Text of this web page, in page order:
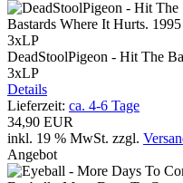
DeadStoolPigeon - Hit The
3xLP
Details
Lieferzeit: ca. 4-6 Tage
34,90 EUR
inkl. 19 % MwSt. zzgl.
Angebot